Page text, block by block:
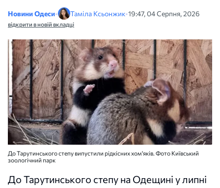
Новини Одеси• Таміла Ксьонжик•19:47, 04 Серпня, 2026
відкрити в новій вкладці
До Тарутинського степу випустили рідкісних хом'яків. Фото Київський
зоологічний парк
До Тарутинського степу на Одещині у липні